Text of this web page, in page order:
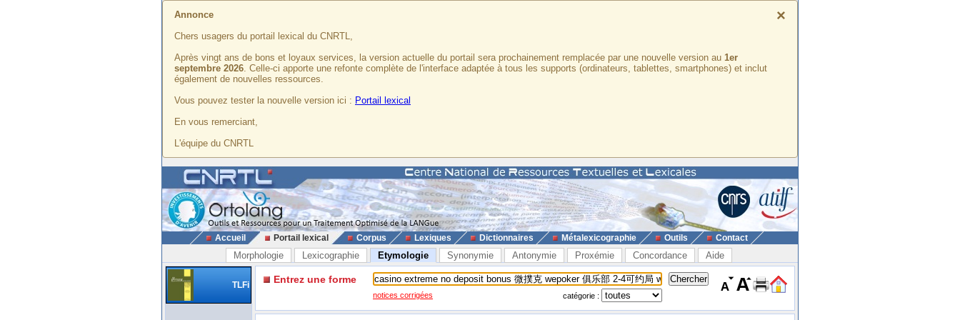
×
Annonce
Chers usagers du portail lexical du CNRTL,
Après vingt ans de bons et loyaux services, la version actuelle du portail sera prochainement remplacée par une nouvelle version au 1er
septembre 2026. Celle-ci apporte une refonte complète de l'interface adaptée à tous les supports (ordinateurs, tablettes, smartphones) et inclut
également de nouvelles ressources.
Vous pouvez tester la nouvelle version ici : Portail lexical
En vous remerciant,
L'équipe du CNRTL
Accueil Portail lexical Corpus Lexiques Dictionnaires Métalexicographie Outils Contact
Morphologie Lexicographie Etymologie Synonymie Antonymie Proxémie Concordance Aide
TLFi Entrez une forme
notices corrigées catégorie :